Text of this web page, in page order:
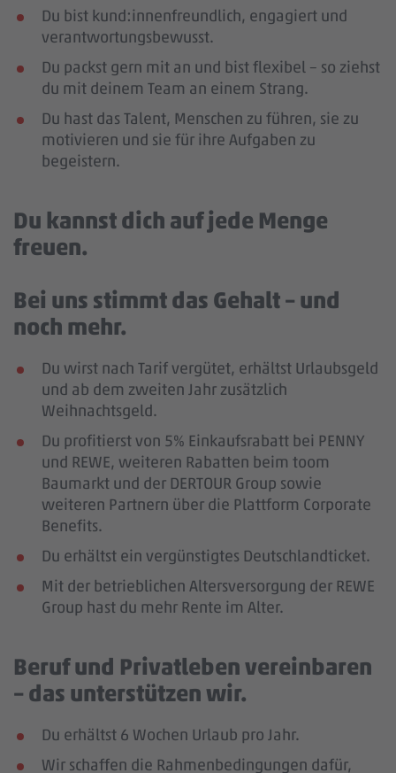
Du bist kund:innenfreundlich, engagiert und
verantwortungsbewusst.
Du packst gern mit an und bist flexibel – so ziehst
du mit deinem Team an einem Strang.
Du hast das Talent, Menschen zu führen, sie zu
motivieren und sie für ihre Aufgaben zu
begeistern.
Du kannst dich auf jede Menge
freuen.
Bei uns stimmt das Gehalt – und
noch mehr.
Du wirst nach Tarif vergütet, erhältst Urlaubsgeld
und ab dem zweiten Jahr zusätzlich
Weihnachtsgeld.
Du profitierst von 5% Einkaufsrabatt bei PENNY
und REWE, weiteren Rabatten beim toom
Baumarkt und der DERTOUR Group sowie
weiteren Partnern über die Plattform Corporate
Benefits.
Du erhältst ein vergünstigtes Deutschlandticket.
Mit der betrieblichen Altersversorgung der REWE
Group hast du mehr Rente im Alter.
Beruf und Privatleben vereinbaren
– das unterstützen wir.
Du erhältst 6 Wochen Urlaub pro Jahr.
Wir schaffen die Rahmenbedingungen dafür,